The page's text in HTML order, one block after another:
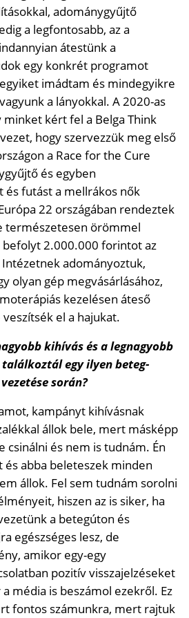
adománygyűjtő
a legfontosabb, az a
átestünk a
egy konkrét programot
imádtam és mindegyikre
a lányokkal. A 2020-as
minket kért fel a Belga Think
hogy szervezzük meg első
a Race for the Cure
és egyben
futást a mellrákos nők
22 országában rendeztek
természetesen örömmel
2.000.000 forintot az
adományoztuk,
olyan gép megvásárlásához,
kezelésen áteső
el a hajukat.
kihívás és a legnagyobb
egy ilyen beteg-
során?
kampányt kihívásnak
állok bele, mert másképp
csinálni és nem is tudnám. Én
és abba beleteszek minden
állok. Fel sem tudnám sorolni
hiszen az is siker, ha
a betegúton és
egészséges lesz, de
amikor egy-egy
pozitív visszajelzéseket
média is beszámol ezekről. Ez
fontos számunkra, mert rajtuk